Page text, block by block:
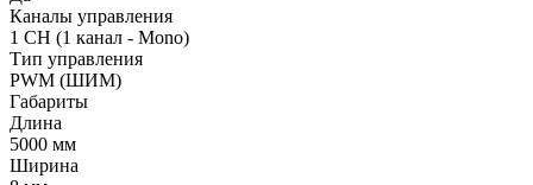
Каналы управления
1 CH (1 канал - Mono)
Тип управления
PWM (ШИМ)
Габариты
Длина
5000 мм
Ширина